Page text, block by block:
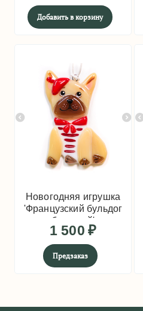
Добавить в корзину
Новогодняя игрушка
'Французский бульдог
бежевый'
1 500 ₽
Предзаказ